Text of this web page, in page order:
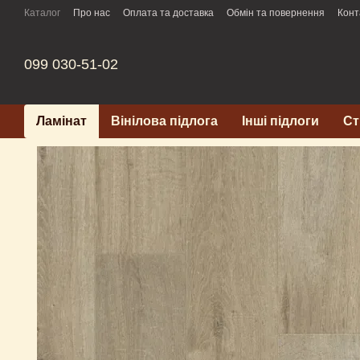
Перейти до основного контенту
Каталог Про нас Оплата та доставка Обмін та повернення
099 030-51-02
Ламінат Вінілова підлога Інші підлоги